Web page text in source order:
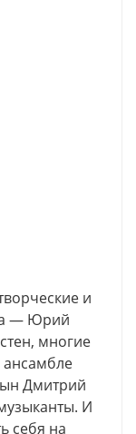
и
— Юрий
многие
ансамбле
Дмитрий
И
себя на